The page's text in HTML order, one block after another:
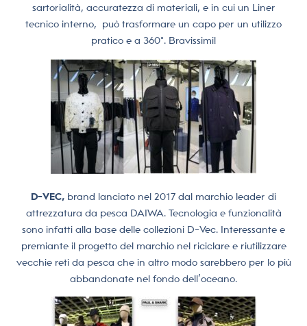
sartorialità, accuratezza di materiali, e in cui un Liner
tecnico interno,
può trasformare un capo per un utilizzo
pratico e a 360°. Bravissimi!
D-VEC, brand lanciato nel 2017 dal marchio leader di
attrezzatura da pesca DAIWA. Tecnologia e funzionalità
sono infatti alla base delle collezioni D-Vec. Interessante e
premiante il progetto del marchio nel riciclare e riutilizzare
vecchie reti da pesca che in altro modo sarebbero per lo più
abbandonate nel fondo dell’oceano.